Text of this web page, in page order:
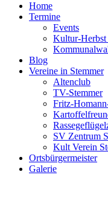
Home
Termine
Events
Kultur-Herbst
Blog
Vereine in Stemmer
Altenclub
TV-Stemmer
Fritz-
SV Zentrum
Kult Verein
Ortsbürgermeister
Galerie